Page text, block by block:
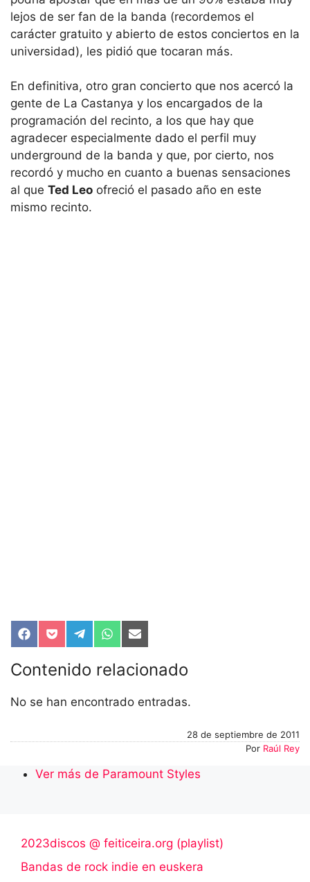
lejos de ser fan de la banda (recordemos el
carácter gratuito y abierto de estos conciertos en la
universidad), les pidió que tocaran más.
En definitiva, otro gran concierto que nos acercó la
gente de La Castanya y los encargados de la
programación del recinto, a los que hay que
agradecer especialmente dado el perfil muy
underground de la banda y que, por cierto, nos
recordó y mucho en cuanto a buenas sensaciones
al que Ted Leo ofreció el pasado año en este
mismo recinto.
Compartir
en
Facebook
Compartir
en
Pocket
Compartir
en
Telegram
Compartir
en
WhatsApp
Compartir
en
Email
Contenido relacionado
No se han encontrado entradas.
28 de septiembre de 2011
Por Raúl Rey
Ver más de Paramount Styles
2023discos @ feiticeira.org (playlist)
Bandas de rock indie en euskera